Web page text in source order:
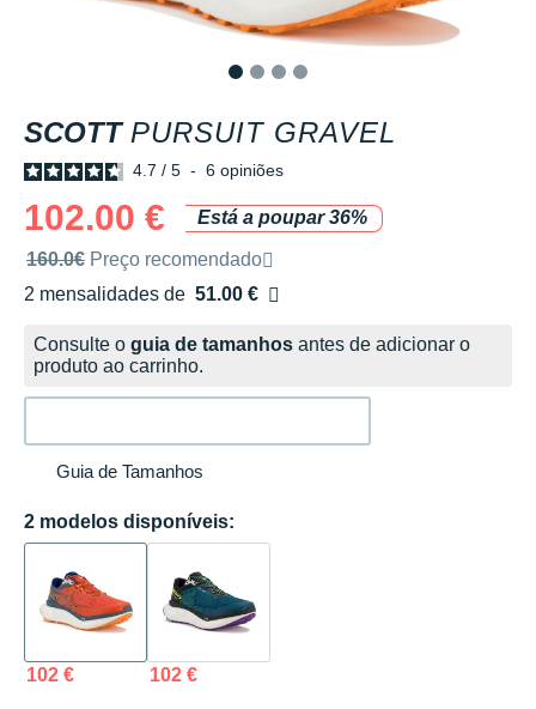
SCOTT PURSUIT GRAVEL
4.7 / 5 - 6 opiniões
102.00 €
Está a poupar 36%
Preço de venda recomendado pela marca
160.0€ Preço recomendado
2 mensalidades de 51.00 €
sem custos
Consulte o guia de tamanhos antes de adicionar o
produto ao carrinho.
Guia de Tamanhos
2 modelos disponíveis:
102 € 102 €